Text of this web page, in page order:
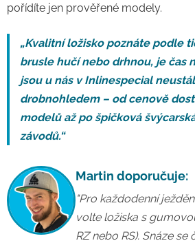
pořídíte jen prověřené modely.
„Kvalitní ložisko poznáte podle
brusle hučí nebo drhnou, je čas
jsou u nás v Inlinespecial
drobnohledem – od cenově
modelů až po špičková
závodů.“
Martin doporučuje:
"Pro každodenní
volte ložiska s
RZ nebo RS). Snáze se